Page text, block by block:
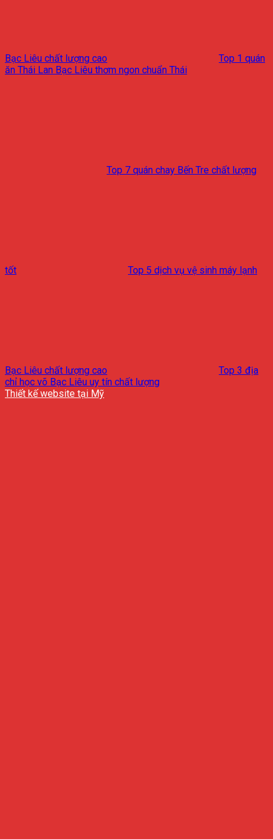
Bạc Liêu chất lượng cao
Top 1 quán
ăn Thái Lan Bạc Liêu thơm ngon chuẩn Thái
Top 7 quán chay Bến Tre chất lượng
tốt Top 5 dịch vụ vệ sinh máy lạnh
Bạc Liêu chất lượng cao
Top 3 địa
chỉ học võ Bạc Liêu uy tín chất lượng
Thiết kế website tại Mỹ